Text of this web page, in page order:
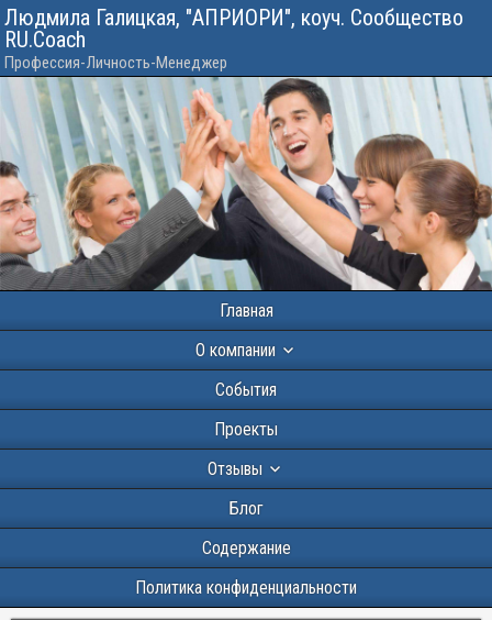
Людмила Галицкая, "АПРИОРИ", коуч. Сообщество
RU.Coach
Профессия-Личность-Менеджер
Главная
О компании
События
Проекты
Отзывы
Блог
Содержание
Политика конфиденциальности